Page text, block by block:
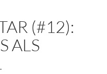
(#12):
ALS